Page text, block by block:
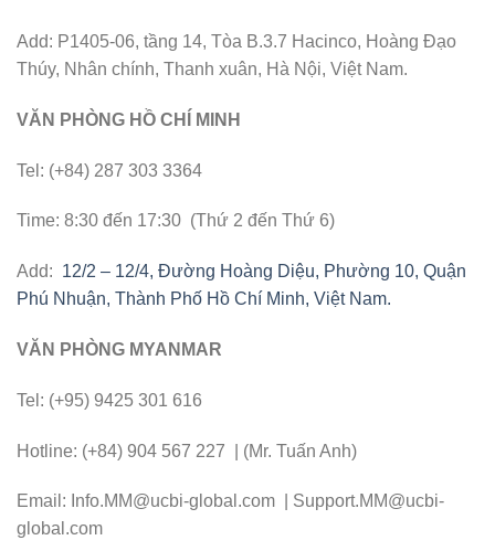
Add: P1405-06, tầng 14, Tòa B.3.7 Hacinco, Hoàng Đạo
Thúy, Nhân chính, Thanh xuân, Hà Nội, Việt Nam.
VĂN PHÒNG HỒ CHÍ MINH
Tel: (+84) 287 303 3364
Time: 8:30 đến 17:30 (Thứ 2 đến Thứ 6)
Add: 12/2 – 12/4, Đường Hoàng Diệu, Phường 10, Quận
Phú Nhuận, Thành Phố Hồ Chí Minh, Việt Nam.
VĂN PHÒNG MYANMAR
Tel: (+95) 9425 301 616
Hotline: (+84) 904 567 227 | (Mr. Tuấn Anh)
Email: Info.MM@ucbi-global.com | Support.MM@ucbi-
global.com